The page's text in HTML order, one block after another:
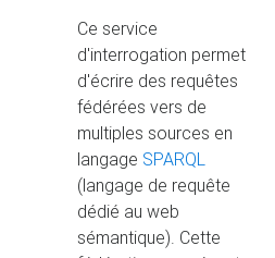
Ce service
d'interrogation permet
d'écrire des requêtes
fédérées vers de
multiples sources en
langage SPARQL
(langage de requête
dédié au web
sémantique). Cette